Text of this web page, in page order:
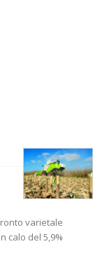
varietale
calo del 5,9%